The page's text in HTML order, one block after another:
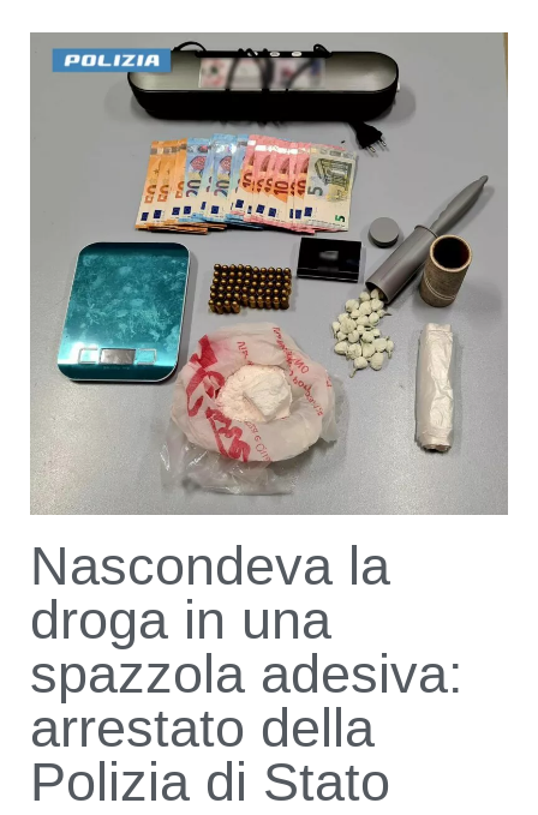
Nascondeva la
droga in una
spazzola adesiva:
arrestato della
Polizia di Stato